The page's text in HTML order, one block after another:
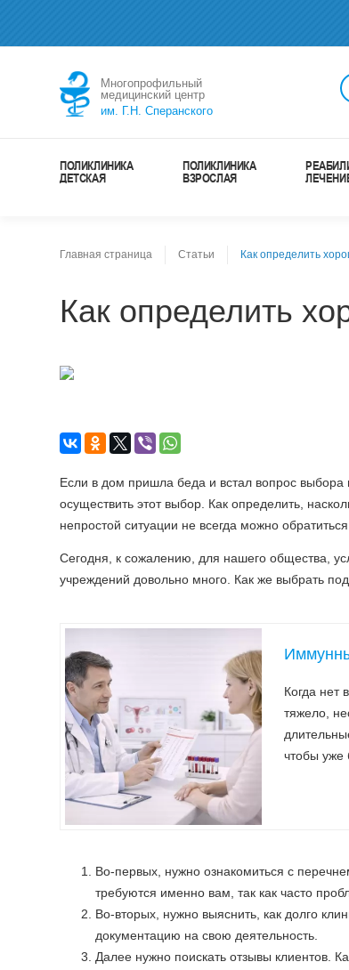
Многопрофильный
медицинский центр
им. Г.Н. Сперанского
ПОЛИКЛИНИКА
ДЕТСКАЯ
ПОЛИКЛИНИКА
ВЗРОСЛАЯ
Главная страница Статьи Как определить
Как определить
Если в дом пришла беда и встал вопрос выбора
осуществить этот выбор. Как определить,
непростой ситуации не всегда можно
Сегодня, к сожалению, для нашего общества,
учреждений довольно много. Как же выбрать
Когда нет
тяжело,
чтобы уже
Во-первых, нужно ознакомиться с
требуются именно вам, так как часто
Во-вторых, нужно выяснить, как долго
документацию на свою деятельность.
Далее нужно поискать отзывы клиентов.